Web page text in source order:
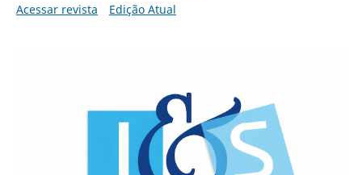
Acessar revista
Edição Atual